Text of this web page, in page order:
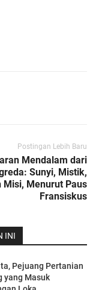
Postingan Lebih Baru
Mendalam dari
Sunyi, Mistik,
Misi, Menurut Paus
Fransiskus
INI
Pejuang Pertanian
yang Masuk